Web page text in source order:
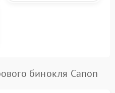
бинокля Canon